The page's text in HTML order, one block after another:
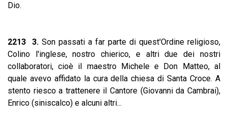
Dio.
2213 3. Son passati a far parte di quest'Ordine religioso,
Colino l'inglese, nostro chierico, e altri due dei nostri
collaboratori, cioè il maestro Michele e Don Matteo, al
quale avevo affidato la cura della chiesa di Santa Croce. A
stento riesco a trattenere il Cantore (Giovanni da Cambrai),
Enrico (siniscalco) e alcuni altri...